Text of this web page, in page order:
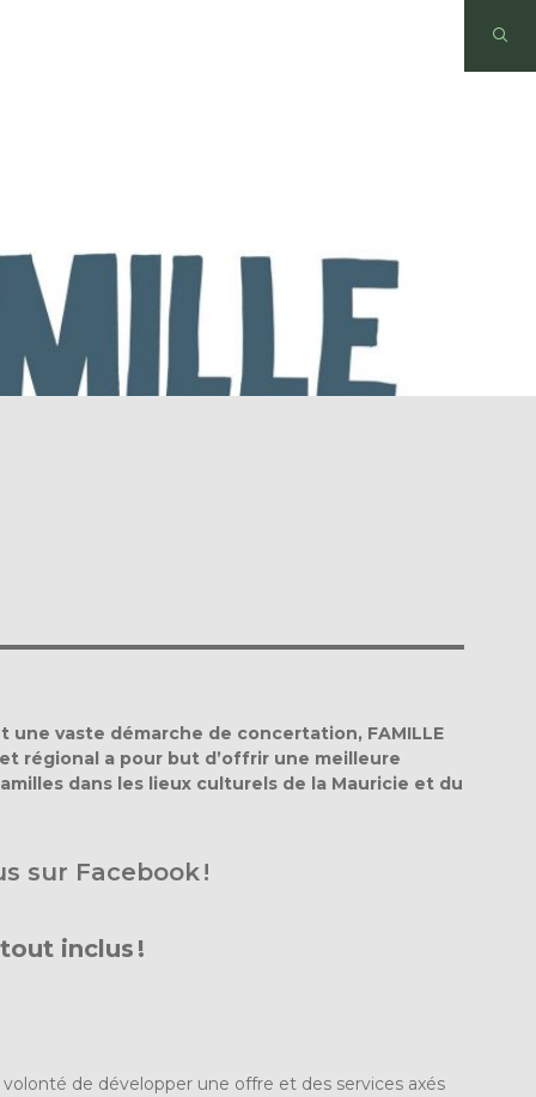
une vaste démarche de concertation, FAMILLE
régional a pour but d’offrir une meilleure
dans les lieux culturels de la Mauricie et du
sur Facebook !
inclus !
de développer une offre et des services axés